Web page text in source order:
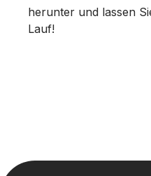
herunter und lassen
Lauf!